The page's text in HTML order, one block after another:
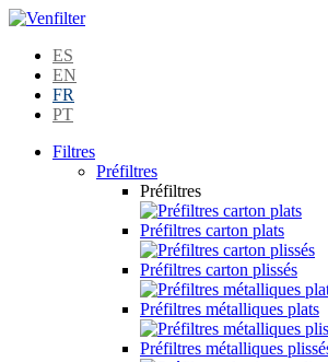
ES
EN
FR
PT
Filtres
Préfiltres
Préfiltres
Préfiltres carton plats
Préfiltres carton plissés
Préfiltres métalliques plats
Préfiltres métalliques